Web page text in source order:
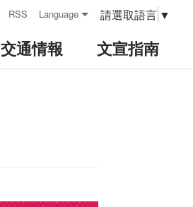
RSS Language 請選取語言 ▼
交通情報 文宣指南